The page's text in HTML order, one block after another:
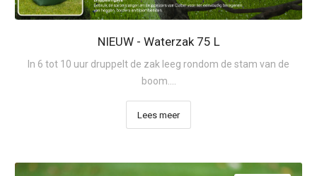
NIEUW - Waterzak 75 L
In 6 tot 10 uur druppelt de zak leeg rondom de stam van de
boom....
Lees meer